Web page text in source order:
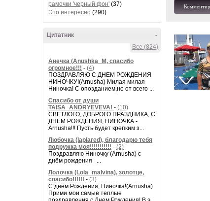
рамочки 'черный фон' (37)
Это интересно (290)
-
Цитатник
Все (824)
Анечка (Anushka_M, спасибо
огромное!!! - (4)
ПОЗДРАВЛЯЮ С ДНЕМ РОЖДЕНИЯ
НИНОЧКУ!(Arnusha) Милая милая
Ниночка! С опозданием,но от всего ...
Спасибо от души
TAISA_ANDRYEVEVA! - (10)
СВЕТЛОГО, ДОБРОГО ПРАЗДНИКА, С
ДНЕМ РОЖДЕНИЯ, НИНОЧКА -
Arnusha!!! Пусть будет крепким з...
Любочка (laplared), благодарю тебя
подружка моя!!!!!!!!!!! - (2)
Поздравляю Ниночку (Arnusha) с
днём рождения ...
Лолочка (Lola_malvina), золотце,
спасибо!!!!!! - (3)
С днём Рождения, Ниночка!(Аrnusha)
Прими мои самые теплые